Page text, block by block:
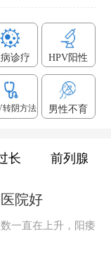
诊疗 HPV阳性
转阴方法 男性不育
长 前列腺
院好
一直在上升，阳痿